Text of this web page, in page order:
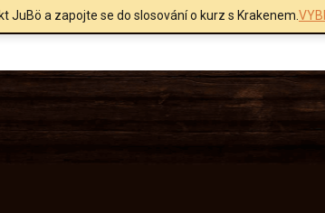
JuBö a zapojte se do slosování o kurz s Krakenem.